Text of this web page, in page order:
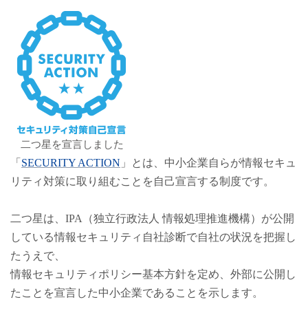
二つ星を宣言しました
「 SECURITY ACTION 」とは、中小企業自らが情報セキュ
リティ対策に取り組むことを自己宣言する制度です。
二つ星は、IPA（独立行政法人 情報処理推進機構）が公開
している情報セキュリティ自社診断で自社の状況を把握し
たうえで、
情報セキュリティポリシー基本方針を定め、外部に公開し
たことを宣言した中小企業であることを示します。